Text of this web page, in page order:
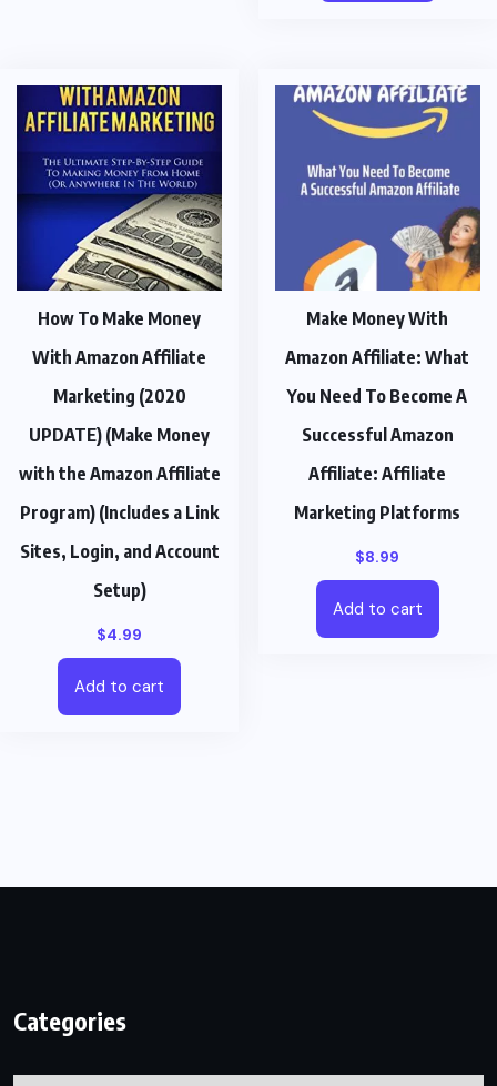
How To Make Money
With Amazon Affiliate
Marketing (2020
UPDATE) (Make Money
with the Amazon Affiliate
Program) (Includes a Link
Sites, Login, and Account
Setup)
$4.99
Add to cart
Make Money With
Amazon Affiliate: What
You Need To Become A
Successful Amazon
Affiliate: Affiliate
Marketing Platforms
$8.99
Add to cart
Categories